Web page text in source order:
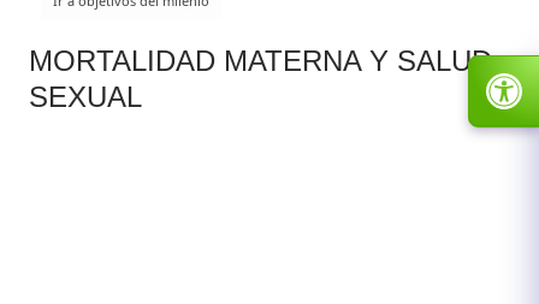
MORTALIDAD MATERNA Y SALUD
SEXUAL